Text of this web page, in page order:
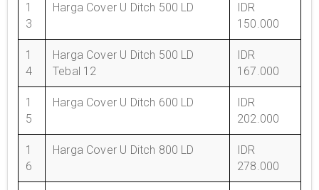
1
3
Harga Cover U Ditch 500 LD
IDR
150.000
1
4
Harga Cover U Ditch 500 LD
Tebal 12
IDR
167.000
1
5
Harga Cover U Ditch 600 LD
IDR
202.000
1
6
Harga Cover U Ditch 800 LD
IDR
278.000